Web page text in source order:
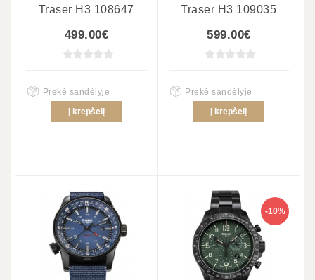
Traser H3 108647
499.00€
Prekė sandėlyje
Į krepšelį
Traser H3 109035
599.00€
Prekė sandėlyje
Į krepšelį
-10%